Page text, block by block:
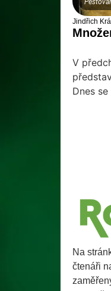
Jindřich
V
Dnes
Na
čtenáři